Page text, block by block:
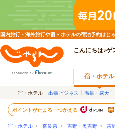
国内旅行・海外旅行や宿・ホテルの宿泊予約は
こんにちは♪ゲ
宿・ホテル
宿・ホテル 出張ビジネス 温泉・露天
ポイントがたまる・つかえる
宿・ホテル > 奈良県 > 吉野・奥吉野 > 吉